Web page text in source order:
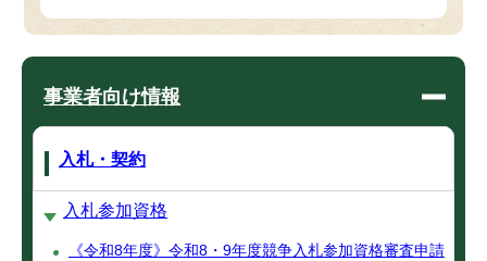
事業者向け情報
入札・契約
入札参加資格
《令和8年度》令和8・9年度競争入札参加資格審査申請